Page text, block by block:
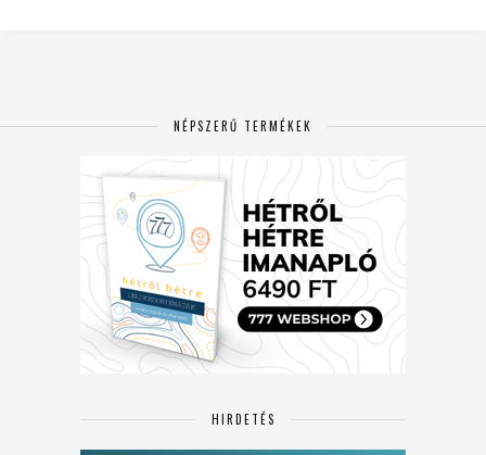
NÉPSZERŰ TERMÉKEK
HIRDETÉS